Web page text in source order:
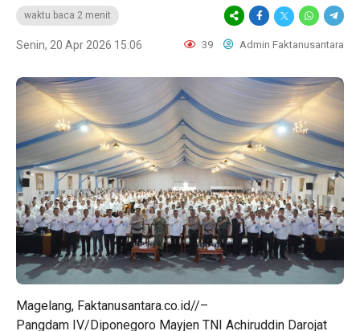
waktu baca 2 menit
Senin, 20 Apr 2026 15:06 39 Admin Faktanusantara
Magelang, Faktanusantara.co.id//–
Pangdam IV/Diponegoro Mayjen TNI Achiruddin Darojat